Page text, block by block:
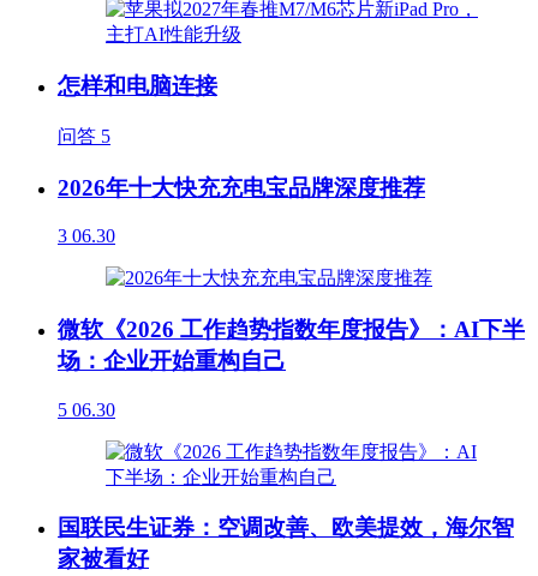
怎样和电脑连接
问答 5
2026年十大快充充电宝品牌深度推荐
3 06.30
微软《2026 工作趋势指数年度报告》：AI下半
场：企业开始重构自己
5 06.30
国联民生证券：空调改善、欧美提效，海尔智
家被看好